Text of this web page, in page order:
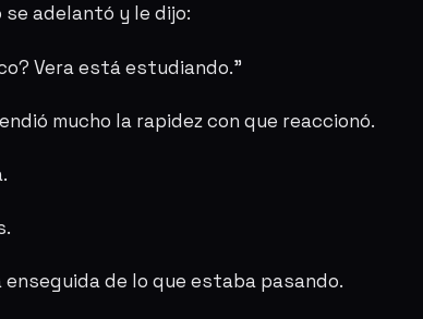
se adelantó y le dijo:
Vera está estudiando.”
mucho la rapidez con que reaccionó.
enseguida de lo que estaba pasando.